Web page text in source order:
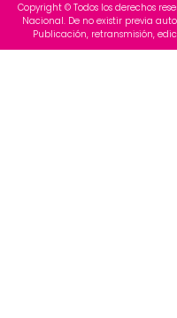
Copyright © Todos los derechos
Nacional. De no existir previa
Publicación, retransmisión,